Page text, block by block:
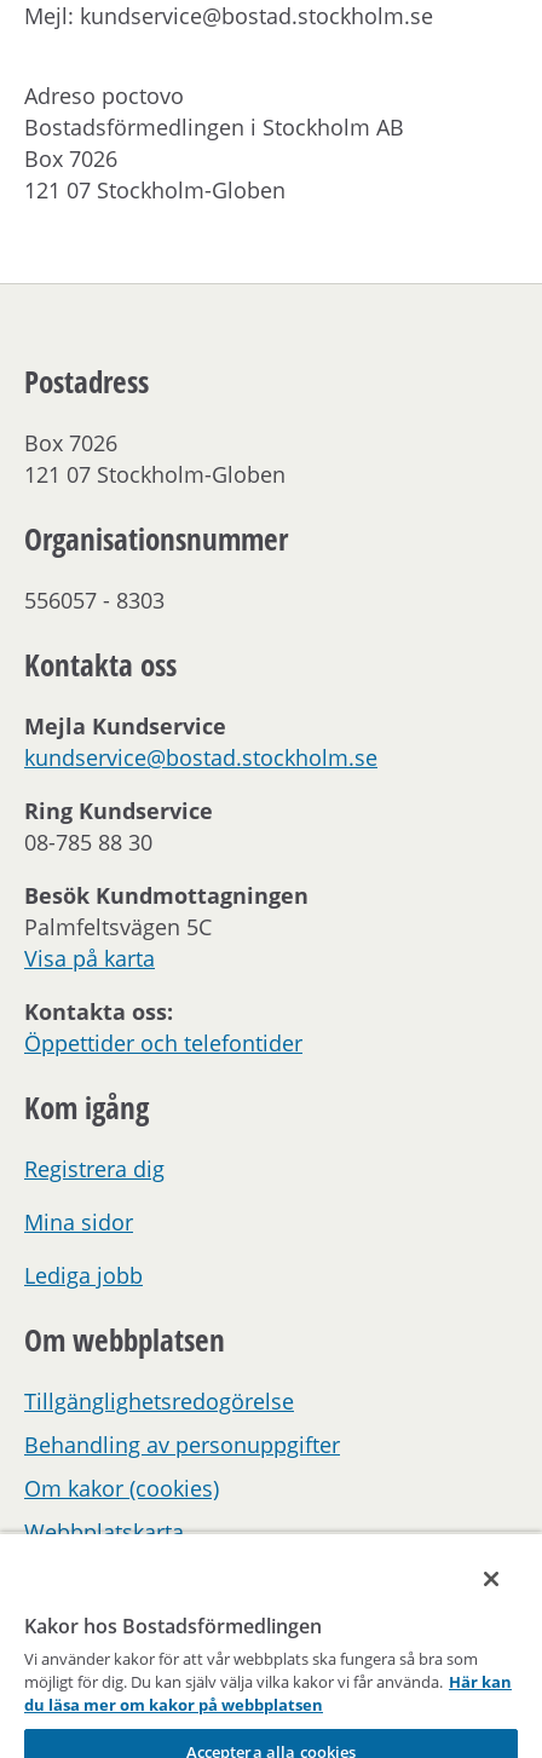
Mejl: kundservice@bostad.stockholm.se
Adreso poctovo
Bostadsförmedlingen i Stockholm AB
Box 7026
121 07 Stockholm-Globen
Postadress
Box 7026
121 07 Stockholm-Globen
Organisationsnummer
556057 - 8303
Kontakta oss
Mejla Kundservice
kundservice@bostad.stockholm.se
Ring Kundservice
08-785 88 30
Besök Kundmottagningen
Palmfeltsvägen 5C
Visa på karta
Kontakta oss:
Öppettider och telefontider
Kom igång
Registrera dig
Mina sidor
Lediga jobb
Om webbplatsen
Tillgänglighetsredogörelse
Behandling av personuppgifter
Om kakor (cookies)
Webbplatskarta
Kakor hos Bostadsförmedlingen
Vi använder kakor för att vår webbplats ska fungera så bra som
möjligt för dig. Du kan själv välja vilka kakor vi får använda. Här kan
du läsa mer om kakor på webbplatsen
Acceptera alla cookies